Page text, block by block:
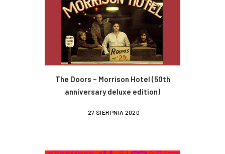
The Doors – Morrison Hotel (50th
anniversary deluxe edition)
27 SIERPNIA 2020